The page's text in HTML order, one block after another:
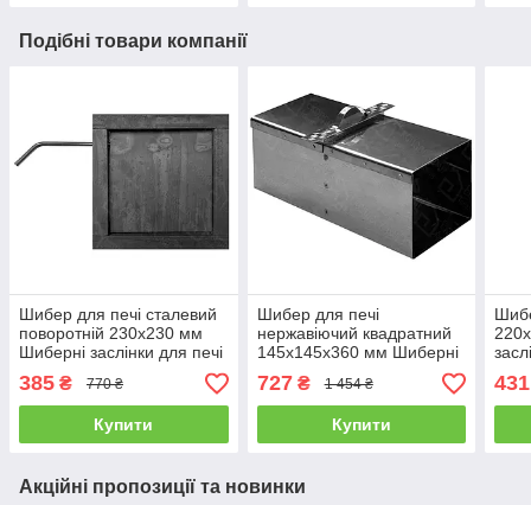
Подібні товари компанії
Шибер для печі сталевий
поворотній 230х230 мм
Шиберні заслінки для печі
зі сталі Пічні засувки
димоходу
385 ₴ 770 ₴
Купити
Шибер для печі
нержавіючий квадратний
145х145х360 мм Шиберні
заслінки для печі з
нержавійки Пічні засувки
димоходу
727₴ 1 454 ₴
Купити
431
Акційні пропозиції та новинки